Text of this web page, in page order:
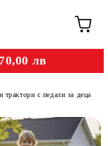
лв
трактори с педали за деца